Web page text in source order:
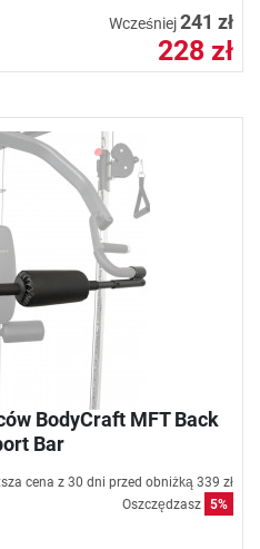
Wcześniej241 zł
228 zł
BodyCraft MFT Back
Bar
cena z 30 dni przed obniżką 339 zł
Oszczędzasz 5%